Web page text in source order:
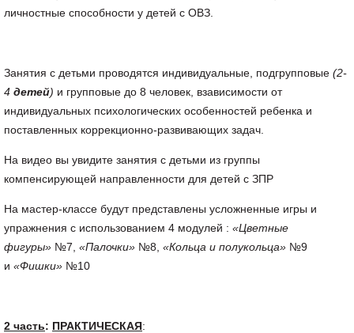
личностные способности у детей с ОВЗ.
Занятия с детьми проводятся индивидуальные, подгрупповые (2-
4 детей) и групповые до 8 человек, взависимости от
индивидуальных психологических особенностей ребенка и
поставленных коррекционно-развивающих задач.
На видео вы увидите занятия с детьми из группы
компенсирующей направленности для детей с ЗПР
На мастер-классе будут представлены усложненные игры и
упражнения с использованием 4 модулей : «Цветные
фигуры» №7, «Палочки» №8, «Кольца и полукольца» №9
и «Фишки» №10
2 часть: ПРАКТИЧЕСКАЯ: